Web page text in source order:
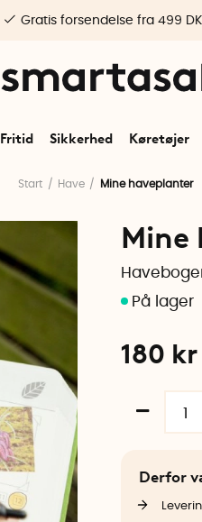
Fritid Sikkerhed Køretøjer
Gratis forsendelse fra 499
Start Have Mine haveplanter
Mine
180 kr
Derfor